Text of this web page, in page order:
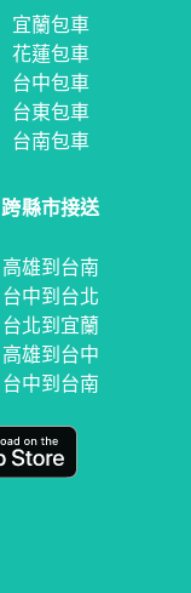
宜蘭包車
花蓮包車
台中包車
台東包車
台南包車
跨縣市接送
高雄到台南
台中到台北
台北到宜蘭
高雄到台中
台中到台南